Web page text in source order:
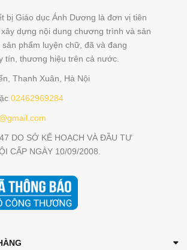
bị Giáo dục Ánh Dương là đơn vị tiên
dựng nội dung chương trình và sản
phẩm luyện chữ, đã và đang
tín, thương hiệu trên cả nước.
Thanh Xuân, Hà Nội
02462969284
DO SỞ KẾ HOẠCH VÀ ĐẦU TƯ
CẤP NGÀY 10/09/2008.